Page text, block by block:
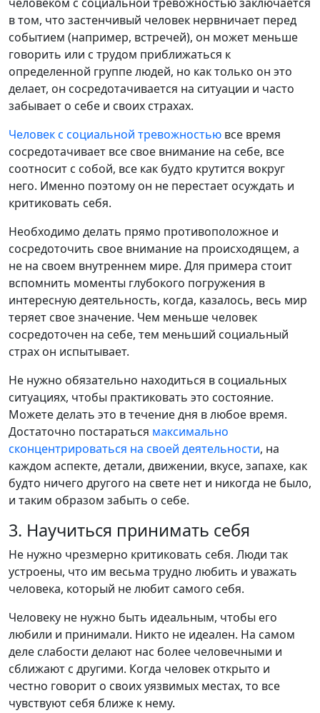
в том, что застенчивый человек нервничает перед
событием (например, встречей), он может меньше
говорить или с трудом приближаться к
определенной группе людей, но как только он это
делает, он сосредотачивается на ситуации и часто
забывает о себе и своих страхах.
Человек с социальной тревожностью все время
сосредотачивает все свое внимание на себе, все
соотносит с собой, все как будто крутится вокруг
него. Именно поэтому он не перестает осуждать и
критиковать себя.
Необходимо делать прямо противоположное и
сосредоточить свое внимание на происходящем, а
не на своем внутреннем мире. Для примера стоит
вспомнить моменты глубокого погружения в
интересную деятельность, когда, казалось, весь мир
теряет свое значение. Чем меньше человек
сосредоточен на себе, тем меньший социальный
страх он испытывает.
Не нужно обязательно находиться в социальных
ситуациях, чтобы практиковать это состояние.
Можете делать это в течение дня в любое время.
Достаточно постараться максимально
сконцентрироваться на своей деятельности, на
каждом аспекте, детали, движении, вкусе, запахе, как
будто ничего другого на свете нет и никогда не было,
и таким образом забыть о себе.
3. Научиться принимать себя
Не нужно чрезмерно критиковать себя. Люди так
устроены, что им весьма трудно любить и уважать
человека, который не любит самого себя.
Человеку не нужно быть идеальным, чтобы его
любили и принимали. Никто не идеален. На самом
деле слабости делают нас более человечными и
сближают с другими. Когда человек открыто и
честно говорит о своих уязвимых местах, то все
чувствуют себя ближе к нему.